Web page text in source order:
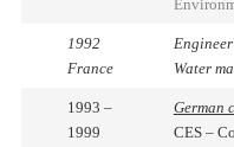
1992
France
Water
1993 –
1999
German
CES –